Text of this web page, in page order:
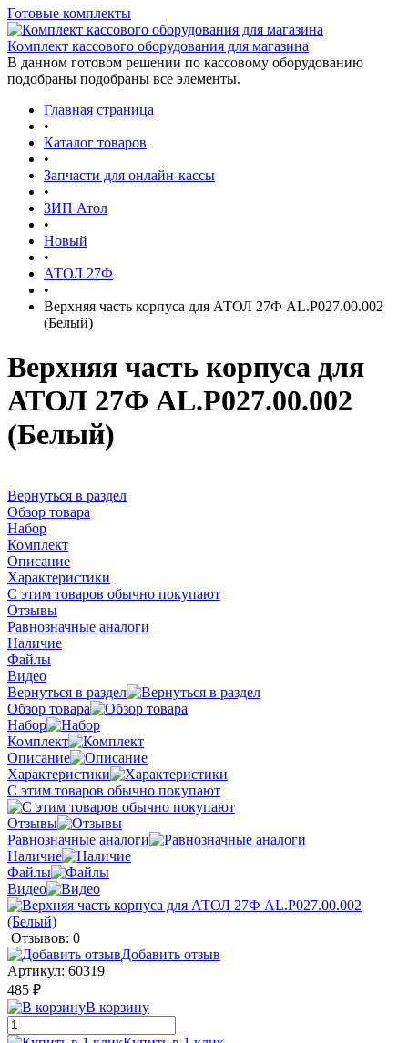
Готовые комплекты
Комплект кассового оборудования для магазина
В данном готовом решении по кассовому оборудованию
подобраны подобраны все элементы.
Главная страница
•
Каталог товаров
•
Запчасти для онлайн-кассы
•
ЗИП Атол
•
Новый
•
АТОЛ 27Ф
•
Верхняя часть корпуса для АТОЛ 27Ф AL.P027.00.002
(Белый)
Верхняя часть корпуса для
АТОЛ 27Ф AL.P027.00.002
(Белый)
Вернуться в раздел
Обзор товара
Набор
Комплект
Описание
Характеристики
С этим товаров обычно покупают
Отзывы
Равнозначные аналоги
Наличие
Файлы
Видео
Вернуться в раздел
Обзор товара
Набор
Комплект
Описание
Характеристики
С этим товаров обычно покупают
Отзывы
Равнозначные аналоги
Наличие
Файлы
Видео
Отзывов: 0
Добавить отзыв
Артикул: 60319
485 ₽
В корзину